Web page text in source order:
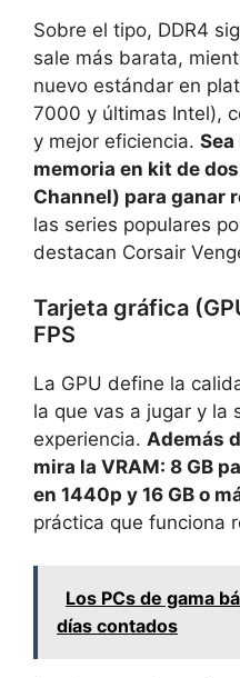
Sobre el tipo, DDR4
sale más barata,
nuevo estándar en
7000 y últimas Intel),
y mejor eficiencia. Sea
memoria en kit de
Channel) para ganar
las series populares
destacan Corsair
Tarjeta gráfica
FPS
La GPU define la
la que vas a jugar y la
experiencia. Además
mira la VRAM: 8 GB
en 1440p y 16 GB o
práctica que funciona
Los PCs de gama
días contados